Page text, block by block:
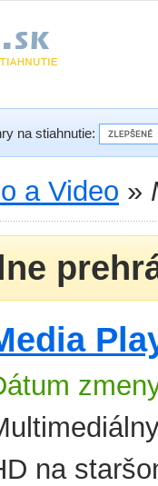
na stiahnutie:
a Video »
na